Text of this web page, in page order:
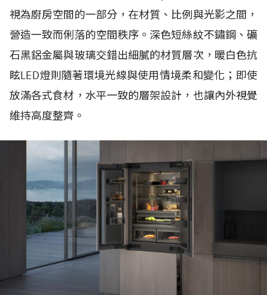
視為廚房空間的一部分，在材質、比例與光影之間，
營造一致而俐落的空間秩序。深色短絲紋不鏽鋼、礦
石黑鋁金屬與玻璃交錯出細膩的材質層次，暖白色抗
眩LED燈則隨著環境光線與使用情境柔和變化；即使
放滿各式食材，水平一致的層架設計，也讓內外視覺
維持高度整齊。